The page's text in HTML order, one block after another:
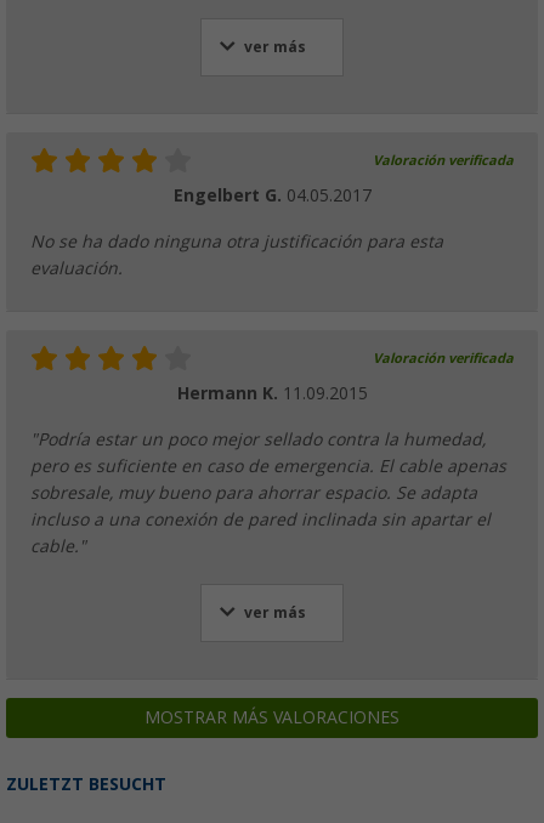
ver más
Valoración verificada
Engelbert G. 04.05.2017
No se ha dado ninguna otra justificación para esta
evaluación.
Valoración verificada
Hermann K. 11.09.2015
"Podría estar un poco mejor sellado contra la humedad,
pero es suficiente en caso de emergencia. El cable apenas
sobresale, muy bueno para ahorrar espacio. Se adapta
incluso a una conexión de pared inclinada sin apartar el
cable."
ver más
MOSTRAR MÁS VALORACIONES
ZULETZT BESUCHT